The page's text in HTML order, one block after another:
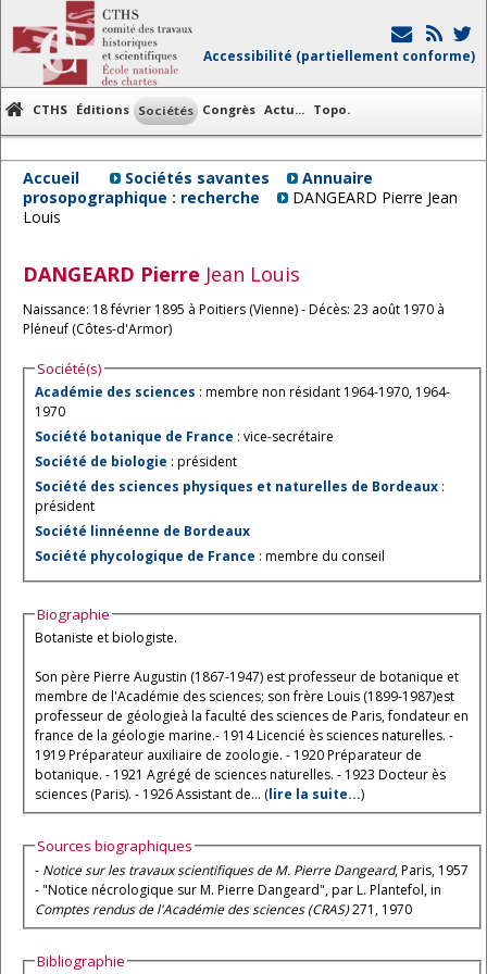
Accessibilité (partiellement conforme)
CTHS Éditions Sociétés Congrès Actu... Topo.
Accueil Sociétés savantes
Annuaire
prosopographique : recherche
DANGEARD Pierre Jean
Louis
DANGEARD Pierre Jean Louis
Naissance: 18 février 1895 à Poitiers (Vienne) - Décès: 23 août 1970 à
Pléneuf (Côtes-d'Armor)
Société(s)
Académie des sciences : membre non résidant 1964-1970, 1964-
1970
Société botanique de France : vice-secrétaire
Société de biologie : président
Société des sciences physiques et naturelles de Bordeaux :
président
Société linnéenne de Bordeaux
Société phycologique de France : membre du conseil
Biographie
Botaniste et biologiste.
Son père Pierre Augustin (1867-1947) est professeur de botanique et
membre de l'Académie des sciences; son frère Louis (1899-1987)est
professeur de géologieà la faculté des sciences de Paris, fondateur en
france de la géologie marine.- 1914 Licencié ès sciences naturelles. -
1919 Préparateur auxiliaire de zoologie. - 1920 Préparateur de
botanique. - 1921 Agrégé de sciences naturelles. - 1923 Docteur ès
sciences (Paris). - 1926 Assistant de... (lire la suite...)
Sources biographiques
- Notice sur les travaux scientifiques de M. Pierre Dangeard, Paris, 1957
- "Notice nécrologique sur M. Pierre Dangeard", par L. Plantefol, in
Comptes rendus de l'Académie des sciences (CRAS)271, 1970
Bibliographie